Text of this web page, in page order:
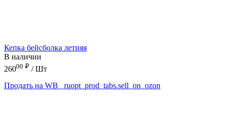
Кепка бейсболка летняя
В наличии
26000 ₽ / Шт
Продать на WB
_ruopt_prod_tabs.sell_on_ozon